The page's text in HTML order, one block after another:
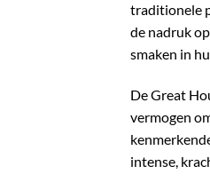
traditionele
de nadruk
smaken in
De Great
vermogen
intense,